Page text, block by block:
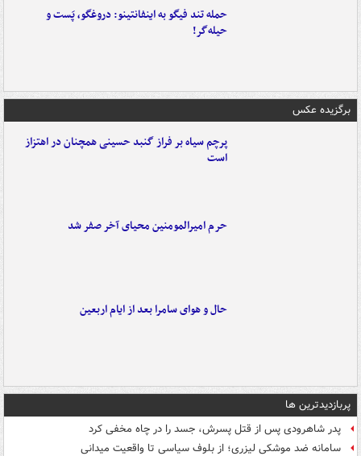
حمله تند فیگو به اینفانتینو: دروغگو، پَست‌ و
حیله‌گر!
برگزیده عکس
پرچم سیاه بر فراز گنبد حسینی همچنان در اهتزاز
است
حرم امیرالمومنین محیای آخر صفر شد
حال و هوای سامرا بعد از ایام اربعین
پربازدیدترین ها
پدر شاهرودی پس از قتل پسرش، جسد را در چاه مخفی کرد
سامانه ضد موشکی لیزری؛ از بلوف سیاسی تا واقعیت میدانی